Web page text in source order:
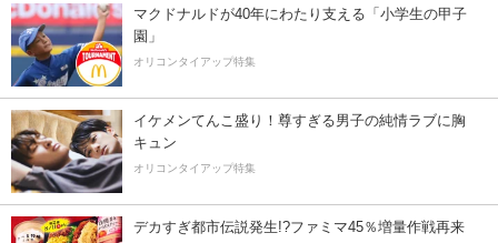
マクドナルドが40年にわたり支える「小学生の甲子
園」
オリコンタイアップ特集
イケメンてんこ盛り！尊すぎる男子の純情ラブに胸
キュン
オリコンタイアップ特集
デカすぎ都市伝説発生!?ファミマ45％増量作戦再来